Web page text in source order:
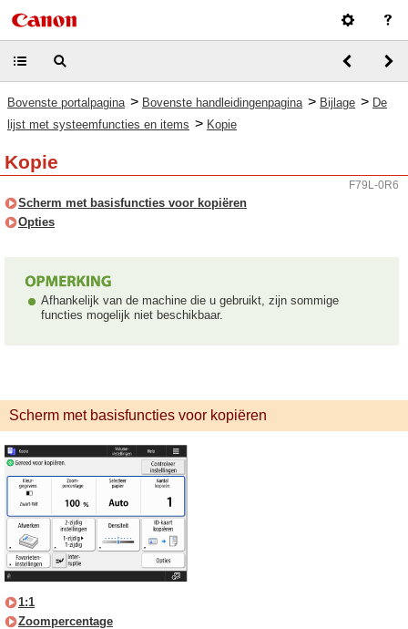
Bovenste portalpagina > Bovenste handleidingenpagina > Bijlage > De
lijst met systeemfuncties en items > Kopie
Kopie
F79L-0R6
Scherm met basisfuncties voor kopiëren
Opties
Afhankelijk van de machine die u gebruikt, zijn sommige
functies mogelijk niet beschikbaar.
Scherm met basisfuncties voor kopiëren
1:1
Zoompercentage